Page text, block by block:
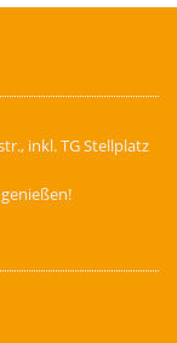
inkl. TG Stellplatz